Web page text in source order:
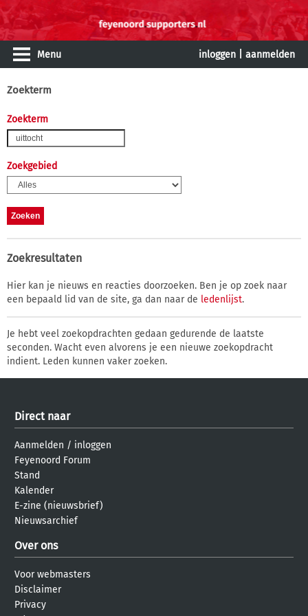
Menu inloggen aanmelden
Zoekterm
Zoekterm
Zoekgebied
Zoekresultaten
Hier kan je nieuws en reacties doorzoeken. Ben je op zoek naar
een bepaald lid van de site, ga dan naar de ledenlijst.
Je hebt veel zoekopdrachten gedaan gedurende de laatste
seconden. Wacht even alvorens je een nieuwe zoekopdracht
indient. Leden kunnen vaker zoeken.
Direct naar
Aanmelden / inloggen
Feyenoord Forum
Stand
Kalender
E-zine (nieuwsbrief)
Nieuwsarchief
Over ons
Voor webmasters
Disclaimer
Privacy